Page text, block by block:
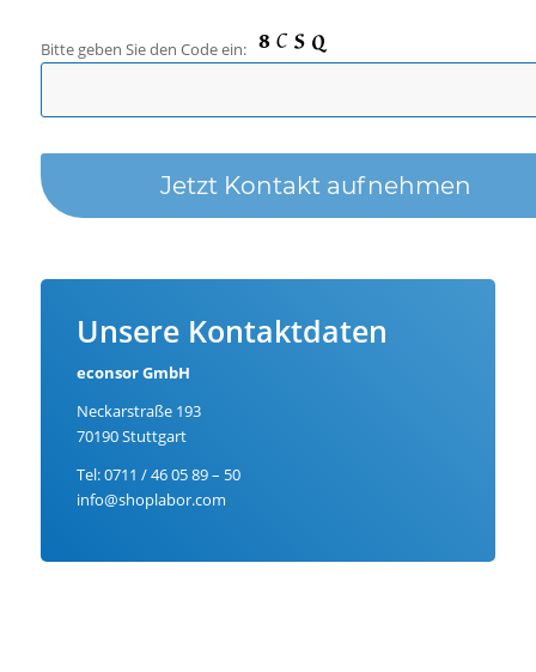
lasse
Bitte geben Sie den Code ein:
Unsere Kontaktdaten
econsor GmbH
Neckarstraße 193
70190 Stuttgart
Tel: 0711 / 46 05 89 – 50
info@shoplabor.com